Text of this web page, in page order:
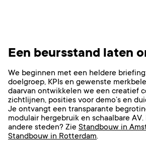
Een beursstand laten
We beginnen met een heldere
doelgroep, KPIs en gewenste
daarvan ontwikkelen we een creatief
zichtlijnen, posities voor demo’s en
Je ontvangt een transparante
modulair hergebruik en schaalbare
andere steden? Zie Standbouw in
Standbouw in Rotterdam.